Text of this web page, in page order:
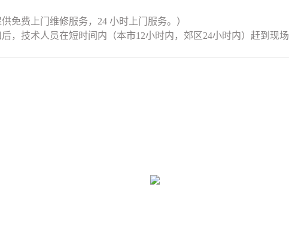
费上门维修服务，24 小时上门服务。）
技术人员在短时间内（本市12小时内，郊区24小时内）赶到现